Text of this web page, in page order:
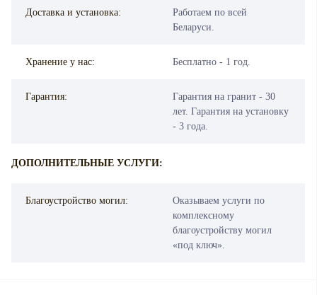
Доставка и установка:
Работаем по всей
Беларуси.
Хранение у нас: Бесплатно - 1 год.
Гарантия:
Гарантия на гранит - 30
лет. Гарантия на установку
- 3 года.
ДОПОЛНИТЕЛЬНЫЕ УСЛУГИ:
Благоустройство могил:
Оказываем услуги по
комплексному
благоустройству могил
«под ключ».